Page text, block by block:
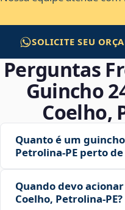
SOLICITE SEU
Perguntas
Guincho
Coelho,
Quanto é um
Petrolina‑PE perto
Quando devo
Coelho, Petrolina‑PE?